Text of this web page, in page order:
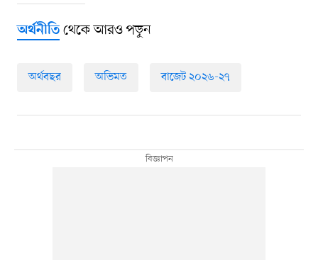
অর্থনীতিথেকে আরও পড়ুন
অর্থবছর অভিমত বাজেট ২০২৬-২৭